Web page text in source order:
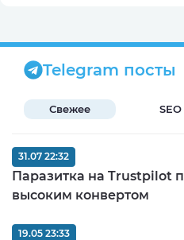
Telegram посты
Свежее SEO
Паразитка на Trustpilot
высоким конвертом
31.07 22:32
19.05 23:33